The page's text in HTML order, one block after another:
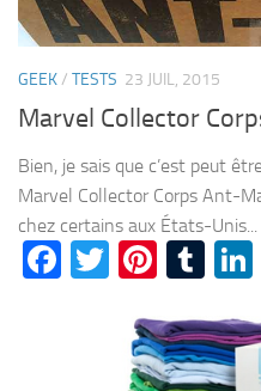
GEEK/ TESTS 23 JUIL, 2015
Marvel Collector
Bien, je sais que c’est peut
Marvel Collector Corps Ant-
chez certains aux États-Unis...
Facebook
Twitter